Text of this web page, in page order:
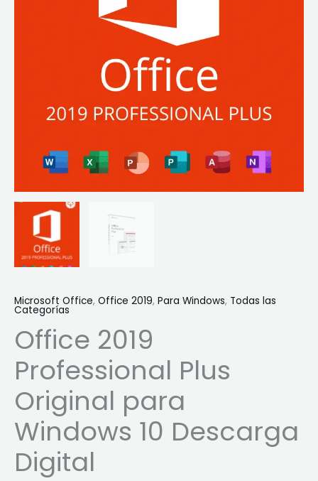
Microsoft Office, Office 2019, Para Windows, Todas las
Categorías
Office 2019
Professional Plus
Original para
Windows 10 Descarga
Digital